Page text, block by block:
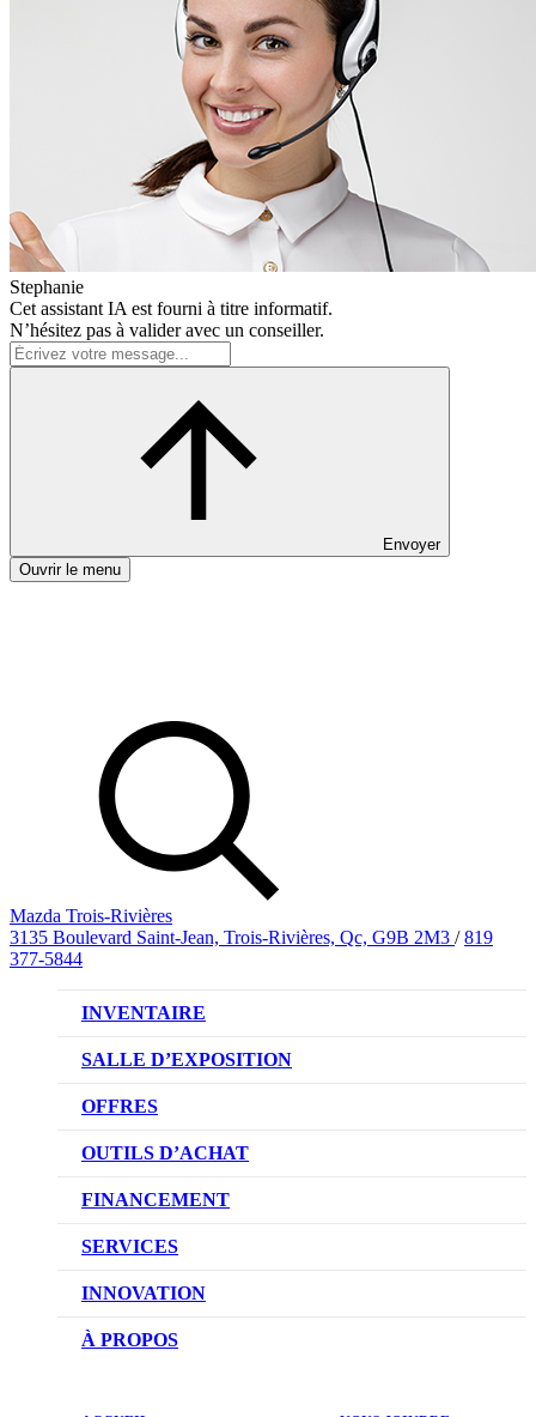
Stephanie
Cet assistant IA est fourni à titre informatif.
N’hésitez pas à valider avec un conseiller.
Envoyer
Ouvrir le menu
Mazda Trois-Rivières
3135 Boulevard Saint-Jean, Trois-Rivières, Qc, G9B 2M3 / 819
377-5844
INVENTAIRE
VÉHICULES NEUFS
VÉHICULES D’OCCASION
SALLE D’EXPOSITION
OFFRES
OFFRES DU CONCESSIONNAIRE
OUTILS D’ACHAT
CONFIGUREZ VOTRE VÉHICULE
RÉSERVEZ UN ESSAI ROUTIER
DEMANDEZ UN PRIX
FINANCEMENT
NOTRE DIFFÉRENCE
DEMANDE DE CRÉDIT AUTO
SERVICES
NOTRE PROMESSE
PRENDRE UN RENDEZ-VOUS
INNOVATION
TECHNOLOGIE SKYACTIV
À PROPOS